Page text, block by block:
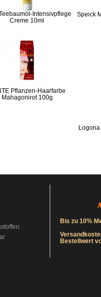
Intensivpflege
Creme 10ml
Speick
Pflanzen-Haarfarbe
Mahagonirot 100g
Bis zu 10%
Bestellwert